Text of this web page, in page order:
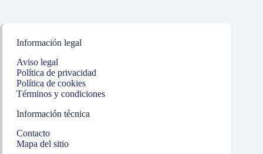
Información legal
Aviso legal
Política de privacidad
Política de cookies
Términos y condiciones
Información técnica
Contacto
Mapa del sitio